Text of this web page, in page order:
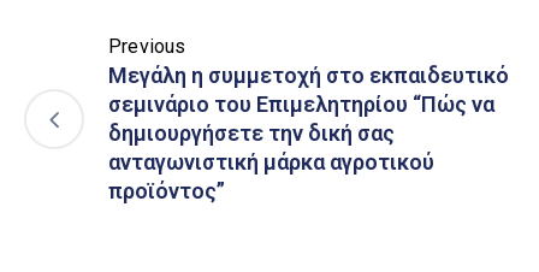
Previous
Μεγάλη η συμμετοχή στο εκπαιδευτικό
σεμινάριο του Επιμελητηρίου “Πώς να
δημιουργήσετε την δική σας
ανταγωνιστική μάρκα αγροτικού
προϊόντος”